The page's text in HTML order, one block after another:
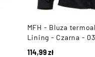
MFH - Bluza
Lining - Czarna -
114,99zł